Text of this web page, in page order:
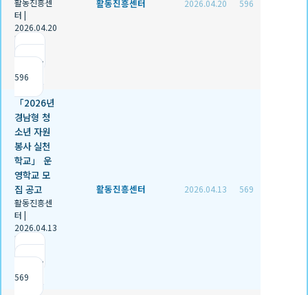
활동진흥센
터 |
2026.04.20
|
조회
596
활동진흥센터 2026.04.20 596
「2026년
경남형 청
소년 자원
봉사 실천
학교」 운
영학교 모
집 공고
활동진흥센
터 |
2026.04.13
|
조회
569
활동진흥센터 2026.04.13 569